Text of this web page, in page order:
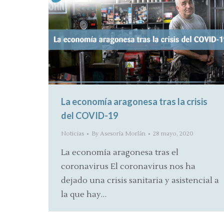
La economía aragonesa tras la crisis
del COVID-19
Noticias By Asesoría Morlán 28 mayo, 2020
La economía aragonesa tras el
coronavirus El coronavirus nos ha
dejado una crisis sanitaria y asistencial a
la que hay…